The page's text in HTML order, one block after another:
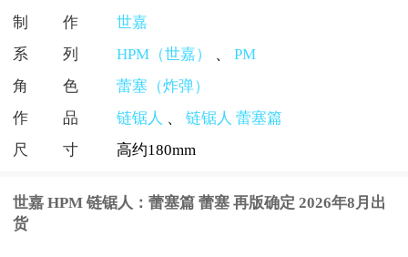
制作
世嘉
系列
HPM（世嘉） 、 PM
角色
蕾塞（炸弹）
作品
链锯人 、 链锯人 蕾塞篇
尺寸
高约180mm
世嘉 HPM 链锯人：蕾塞篇 蕾塞 再版确定 2026年8月出
货